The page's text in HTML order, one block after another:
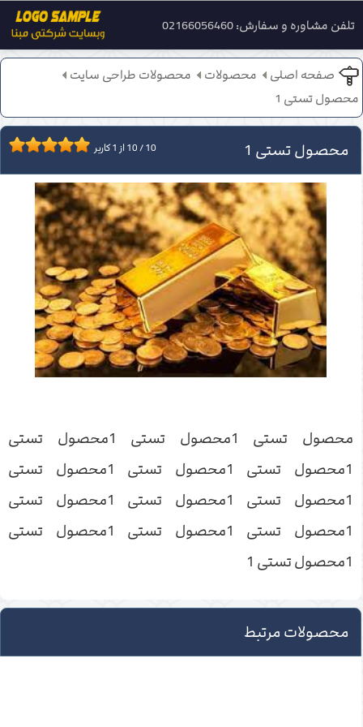
صفحه اصلی محصولات
محصولات طراحی سایت
محصول تستی 1
محصول تستی 1 10/10 از 1کاربر
محصول تستی 1محصول تستی 1محصول تستی
1محصول تستی 1محصول تستی 1محصول تستی
1محصول تستی 1محصول تستی 1محصول تستی
1محصول تستی 1محصول تستی 1محصول تستی
1محصول تستی 1
محصولات مرتبط
تلفن مشاوره و سفارش: 02166056460